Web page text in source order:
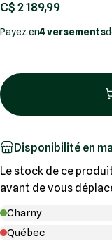
C$ 2 189,99
Payez en4 versements
Disponibilité en
Le stock de ce
avant de vous
Charny
Québec